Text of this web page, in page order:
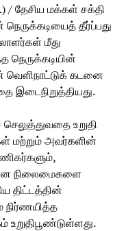
/ தேசிய மக்கள் சக்தி
தீர்ப்பது
மீது
நெருக்கடியின்
வெளிநாட்டுக் கடனை
இடைநிறுத்தியது.
உறுதி
மற்றும் அவர்களின்
நிலைமைகளை
திட்டத்தின்
நிர்ணயித்த